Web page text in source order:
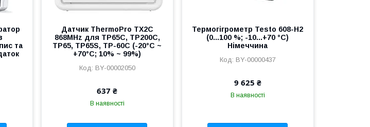
та
Датчик ThermoPro TX2C
868MHz для TP65C, TP200C,
TP65, TP65S, TP-60C (-20°C ~
+70°C; 10% ~ 99%)
BY-00002050
637 ₴
В наявності
Термогігрометр Testo 608-Н2
(0...100 %; -10...+70 °C)
Німеччина
BY-00000437
9 625 ₴
В наявності